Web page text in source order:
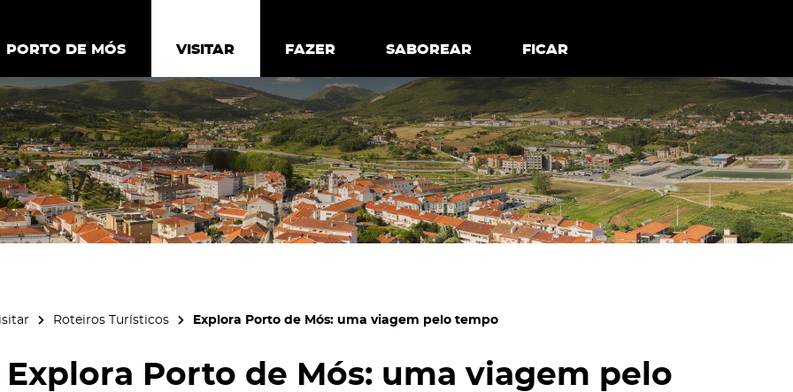
PORTO DE MÓS
VISITAR FAZER SABOREAR FICAR
PORTO DE MÓS VISITAR FAZER SABOREAR FICAR
Roteiros Turísticos Explora Porto de Mós: uma viagem pelo tempo
Explora Porto de Mós: uma viagem pelo